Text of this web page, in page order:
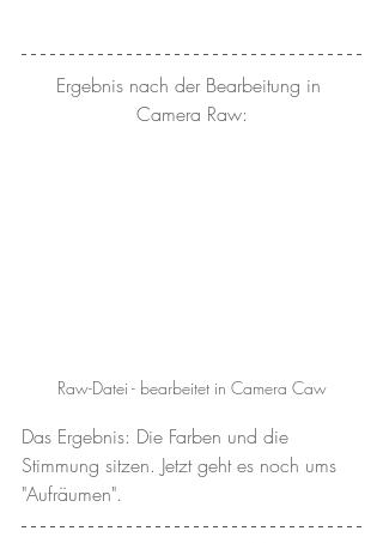
Ergebnis nach der Bearbeitung in
Camera Raw:
Raw-Datei - bearbeitet in Camera Caw
Das Ergebnis: Die Farben und die
Stimmung sitzen. Jetzt geht es noch ums
"Aufräumen".